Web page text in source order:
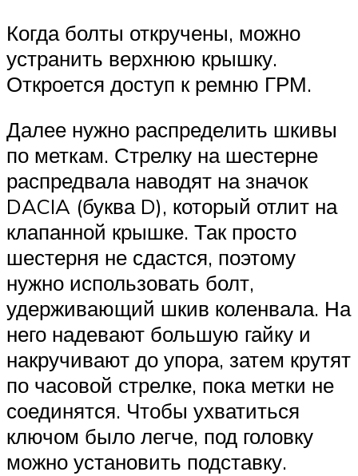
Когда болты откручены, можно
устранить верхнюю крышку.
Откроется доступ к ремню ГРМ.
Далее нужно распределить шкивы
по меткам. Стрелку на шестерне
распредвала наводят на значок
DACIA (буква D), который отлит на
клапанной крышке. Так просто
шестерня не сдастся, поэтому
нужно использовать болт,
удерживающий шкив коленвала. На
него надевают большую гайку и
накручивают до упора, затем крутят
по часовой стрелке, пока метки не
соединятся. Чтобы ухватиться
ключом было легче, под головку
можно установить подставку.